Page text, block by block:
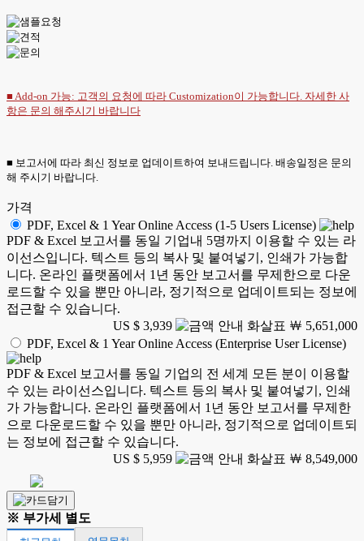
■ Add-on 가능: 고객의 요청에 따라 Customization이 가능합니다. 자세한 사
항은 문의 해주시기 바랍니다
■ 보고서에 따라 최신 정보로 업데이트하여 보내드립니다. 배송일정은 문의
해 주시기 바랍니다.
가격
PDF, Excel & 1 Year Online Access (1-5 Users License)
PDF & Excel 보고서를 동일 기업내 5명까지 이용할 수 있는 라
이선스입니다. 텍스트 등의 복사 및 붙여넣기, 인쇄가 가능합
니다. 온라인 플랫폼에서 1년 동안 보고서를 무제한으로 다운
로드할 수 있을 뿐만 아니라, 정기적으로 업데이트되는 정보에
접근할 수 있습니다.
US $ 3,939
￦ 5,651,000
PDF, Excel & 1 Year Online Access (Enterprise User License)
PDF & Excel 보고서를 동일 기업의 전 세계 모든 분이 이용할
수 있는 라이선스입니다. 텍스트 등의 복사 및 붙여넣기, 인쇄
가 가능합니다. 온라인 플랫폼에서 1년 동안 보고서를 무제한
으로 다운로드할 수 있을 뿐만 아니라, 정기적으로 업데이트되
는 정보에 접근할 수 있습니다.
US $ 5,959
￦ 8,549,000
※ 부가세 별도